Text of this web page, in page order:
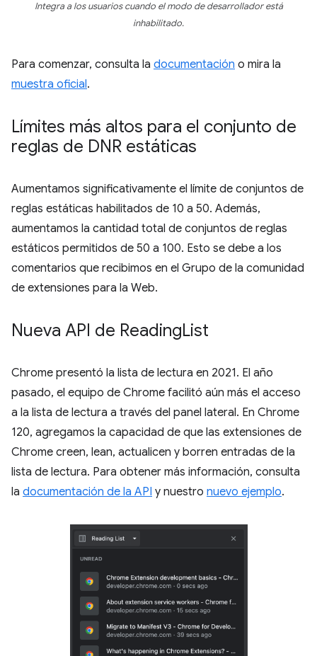
Integra a los usuarios cuando el modo de desarrollador está
inhabilitado.
Para comenzar, consulta la documentación o mira la
muestra oficial.
Límites más altos para el conjunto de
reglas de DNR estáticas
Aumentamos significativamente el límite de conjuntos de
reglas estáticas habilitados de 10 a 50. Además,
aumentamos la cantidad total de conjuntos de reglas
estáticos permitidos de 50 a 100. Esto se debe a los
comentarios que recibimos en el Grupo de la comunidad
de extensiones para la Web.
Nueva API de ReadingList
Chrome presentó la lista de lectura en 2021. El año
pasado, el equipo de Chrome facilitó aún más el acceso
a la lista de lectura a través del panel lateral. En Chrome
120, agregamos la capacidad de que las extensiones de
Chrome creen, lean, actualicen y borren entradas de la
lista de lectura. Para obtener más información, consulta
la documentación de la API y nuestro nuevo ejemplo.